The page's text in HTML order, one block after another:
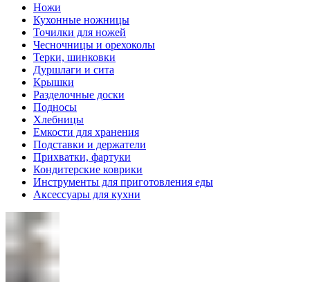
Ножи
Кухонные ножницы
Точилки для ножей
Чесночницы и орехоколы
Терки, шинковки
Дуршлаги и сита
Крышки
Разделочные доски
Подносы
Хлебницы
Емкости для хранения
Подставки и держатели
Прихватки, фартуки
Кондитерские коврики
Инструменты для приготовления еды
Аксессуары для кухни